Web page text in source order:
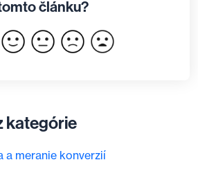
článku?
kategórie
a meranie konverzií